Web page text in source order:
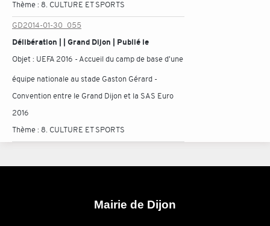
Thème : 8. CULTURE ET SPORTS
GD2014-01-30_055
Délibération | | Grand Dijon | Publié le
Objet : UEFA 2016 - Accueil du camp de base d'une
équipe nationale au stade Gaston Gérard -
Convention entre le Grand Dijon et la SAS Euro
2016
Thème : 8. CULTURE ET SPORTS
Mairie de Dijon